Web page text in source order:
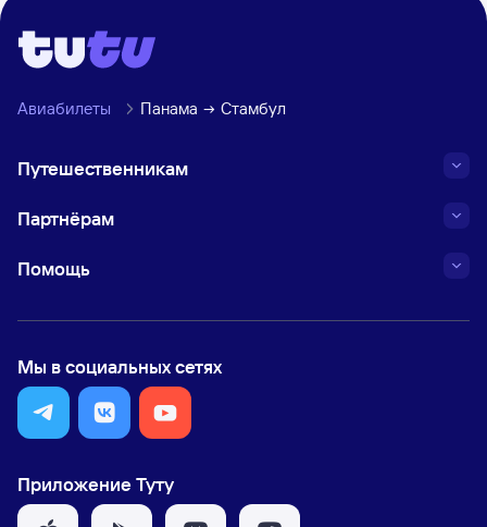
Авиабилеты Панама Стамбул
Путешественникам
Партнёрам
Помощь
Мы в социальных сетях
Приложение Туту